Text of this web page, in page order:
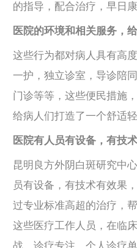
的指导，配合治疗，早日康
医院的环境和相关服务，
这些行为都对病人具有高
一护，独立诊室，导诊陪
门诊等等，这些便民措施
给病人们打造了一个舒适
医院有人员有设备，有技
昆明良方外阴白斑研究中
员有设备，有技术有效果
过专业标准高超的治疗，
这些医疗工作人员，在临